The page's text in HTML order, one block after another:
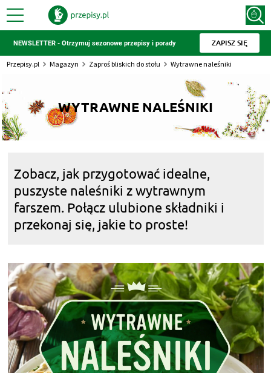
NEWSLETTER - Otrzymuj sezonowe przepisy i porady ZAPISZ SIĘ
Przepisy.pl Magazyn Zaproś bliskich do stołu Wytrawne naleśniki
WYTRAWNE NALEŚNIKI
Zobacz, jak przygotować idealne,
puszyste naleśniki z wytrawnym
farszem. Połącz ulubione składniki i
przekonaj się, jakie to proste!